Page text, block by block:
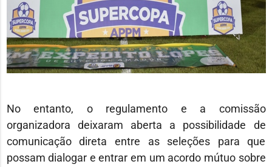
No entanto, o regulamento e a comissão
organizadora deixaram aberta a possibilidade de
comunicação direta entre as seleções para que
possam dialogar e entrar em um acordo mútuo sobre